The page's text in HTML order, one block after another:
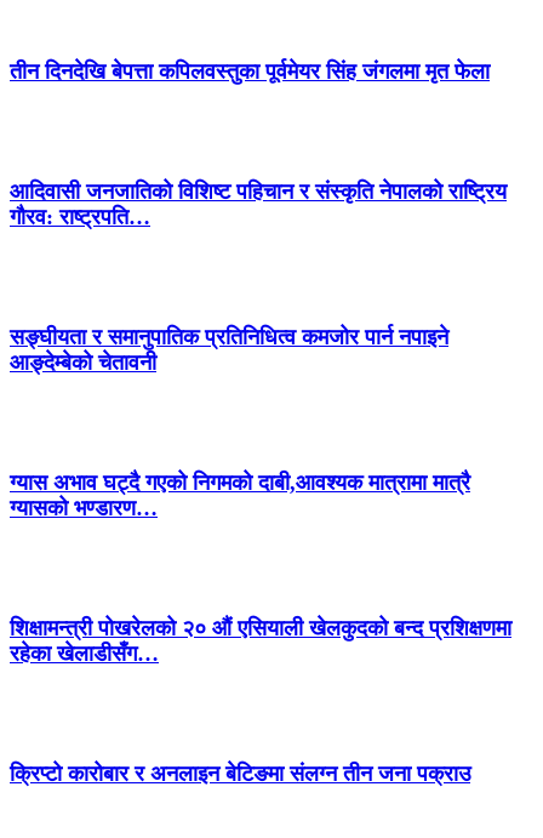
तीन दिनदेखि बेपत्ता कपिलवस्तुका पूर्वमेयर सिंह जंगलमा मृत फेला
आदिवासी जनजातिको विशिष्ट पहिचान र संस्कृति नेपालको राष्ट्रिय
गौरव: राष्ट्रपति…
सङ्घीयता र समानुपातिक प्रतिनिधित्व कमजोर पार्न नपाइने
आङ्देम्बेको चेतावनी
ग्यास अभाव घट्दै गएको निगमको दाबी,आवश्यक मात्रामा मात्रै
ग्यासको भण्डारण…
शिक्षामन्त्री पोखरेलको २० औं एसियाली खेलकुदको बन्द प्रशिक्षणमा
रहेका खेलाडीसँग…
क्रिप्टो कारोबार र अनलाइन बेटिङमा संलग्न तीन जना पक्राउ